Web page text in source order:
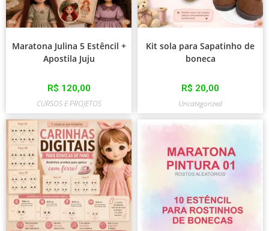
Maratona Julina 5 Estêncil +
Apostila Juju
R$ 120,00
CURSOS E PROJETOS
Kit sola para Sapatinho de
boneca
R$ 20,00
Uncategorized